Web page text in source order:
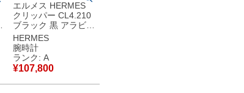
エルメス HERMES
クリッパー CL4.210
ブラック 黒 アラビア
デイト ラウンド 3針
レディース 腕時計ク
オーツ ブラック 【中
古】中古美品
HERMES
腕時計
ランク: A
¥107,800